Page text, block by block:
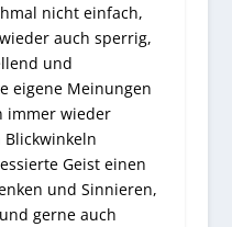
nicht einfach,
auch sperrig,
und
eigene Meinungen
immer wieder
Geist einen
und Sinnieren,
gerne auch